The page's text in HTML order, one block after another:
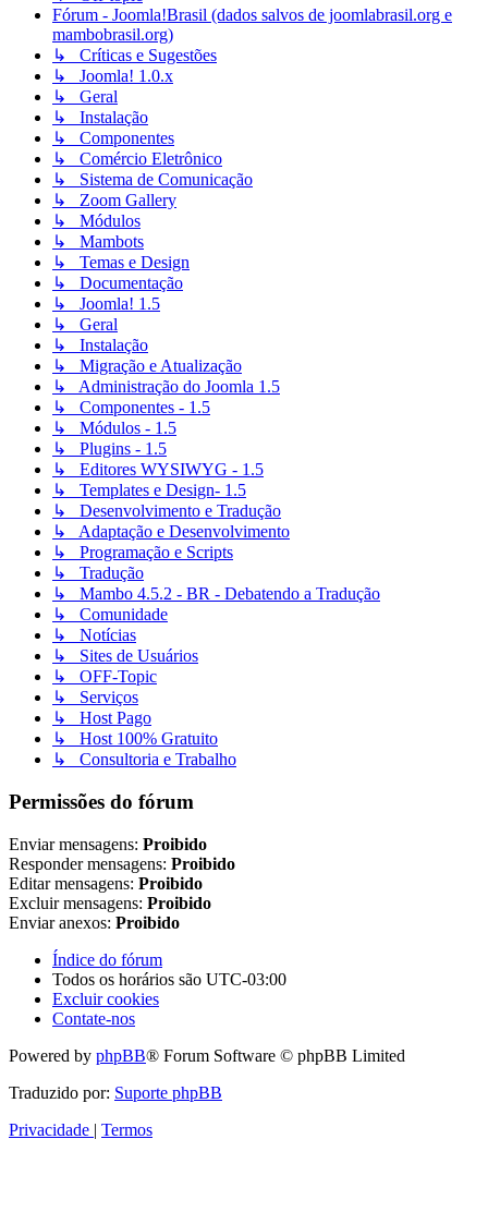
Fórum - Joomla!Brasil (dados salvos de joomlabrasil.org e
mambobrasil.org)
↳ Críticas e Sugestões
↳ Joomla! 1.0.x
↳ Geral
↳ Instalação
↳ Componentes
↳ Comércio Eletrônico
↳ Sistema de Comunicação
↳ Zoom Gallery
↳ Módulos
↳ Mambots
↳ Temas e Design
↳ Documentação
↳ Joomla! 1.5
↳ Geral
↳ Instalação
↳ Migração e Atualização
↳ Administração do Joomla 1.5
↳ Componentes - 1.5
↳ Módulos - 1.5
↳ Plugins - 1.5
↳ Editores WYSIWYG - 1.5
↳ Templates e Design- 1.5
↳ Desenvolvimento e Tradução
↳ Adaptação e Desenvolvimento
↳ Programação e Scripts
↳ Tradução
↳ Mambo 4.5.2 - BR - Debatendo a Tradução
↳ Comunidade
↳ Notícias
↳ Sites de Usuários
↳ OFF-Topic
↳ Serviços
↳ Host Pago
↳ Host 100% Gratuito
↳ Consultoria e Trabalho
Permissões do fórum
Enviar mensagens: Proibido
Responder mensagens: Proibido
Editar mensagens: Proibido
Excluir mensagens: Proibido
Enviar anexos: Proibido
Índice do fórum
Todos os horários são UTC-03:00
Excluir cookies
Contate-nos
Powered by phpBB® Forum Software © phpBB Limited
Traduzido por: Suporte phpBB
Privacidade | Termos